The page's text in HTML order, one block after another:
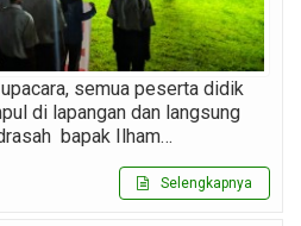
semua peserta didik
di lapangan dan langsung
bapak Ilham…
Selengkapnya